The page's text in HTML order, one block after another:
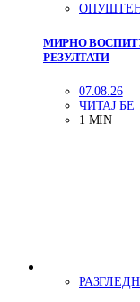
МИРНО
РЕЗУЛТАТИ
07.08.26
ЧИТАЈ БЕ
1 MIN